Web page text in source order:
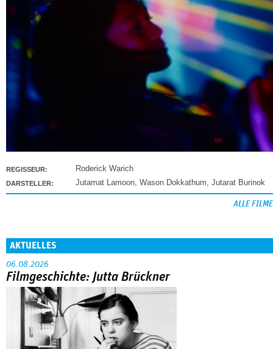
REGISSEUR: Roderick Warich
DARSTELLER: Jutamat Lamoon, Wason Dokkathum, Jutarat Burinok
ALLE FILME
AKTUELLES
06.08.2026
Filmgeschichte: Jutta Brückner